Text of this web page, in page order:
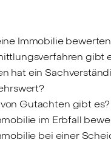
Immobilie
gibt
hat ein
Gutachten gibt es?
im Erbfall
bei einer